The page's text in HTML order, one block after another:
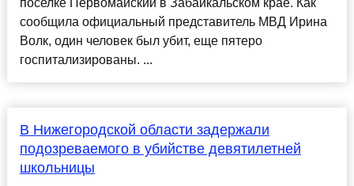
сообщила официальный представитель МВД Ирина
Волк, один человек был убит, еще пятеро
госпитализированы. ...
В Нижегородской области задержали
подозреваемого в убийстве девятилетней
школьницы